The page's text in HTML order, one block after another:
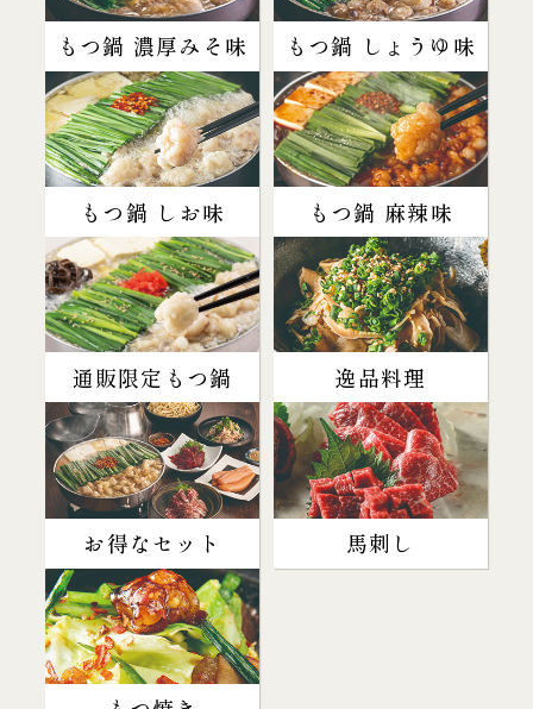
もつ鍋 濃厚みそ味 もつ鍋 しょうゆ味
もつ鍋 しお味 もつ鍋 麻辣味
通販限定もつ鍋 逸品料理
お得なセット 馬刺し